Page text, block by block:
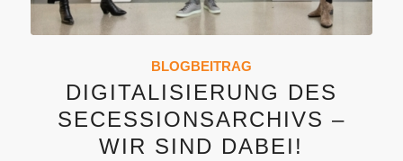
BLOGBEITRAG
DIGITALISIERUNG DES
SECESSIONSARCHIVS –
WIR SIND DABEI!